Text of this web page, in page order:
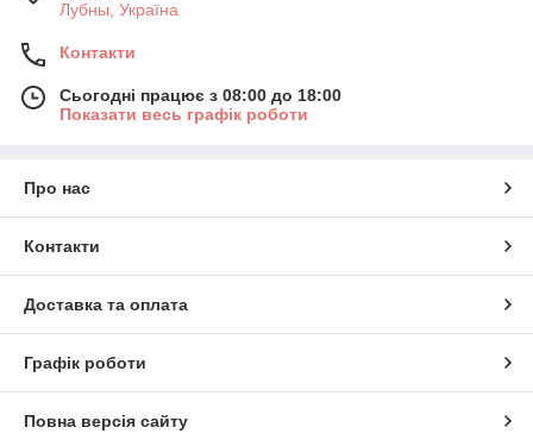
Лубны, Україна
Контакти
Сьогодні працює з 08:00 до 18:00
Показати весь графік роботи
Про нас
Контакти
Доставка та оплата
Графік роботи
Повна версія сайту